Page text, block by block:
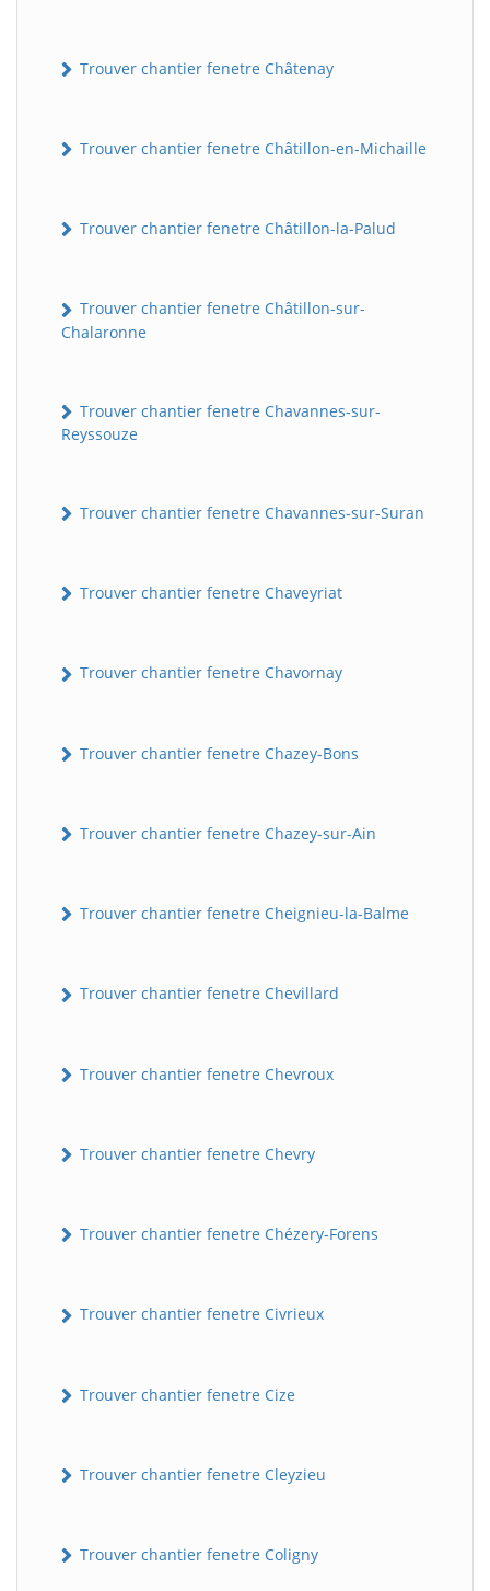
Trouver chantier fenetre Châtenay
Trouver chantier fenetre Châtillon-en-Michaille
Trouver chantier fenetre Châtillon-la-Palud
Trouver chantier fenetre Châtillon-sur-
Chalaronne
Trouver chantier fenetre Chavannes-sur-
Reyssouze
Trouver chantier fenetre Chavannes-sur-Suran
Trouver chantier fenetre Chaveyriat
Trouver chantier fenetre Chavornay
Trouver chantier fenetre Chazey-Bons
Trouver chantier fenetre Chazey-sur-Ain
Trouver chantier fenetre Cheignieu-la-Balme
Trouver chantier fenetre Chevillard
Trouver chantier fenetre Chevroux
Trouver chantier fenetre Chevry
Trouver chantier fenetre Chézery-Forens
Trouver chantier fenetre Civrieux
Trouver chantier fenetre Cize
Trouver chantier fenetre Cleyzieu
Trouver chantier fenetre Coligny